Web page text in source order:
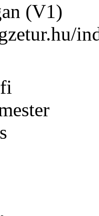
(V1)